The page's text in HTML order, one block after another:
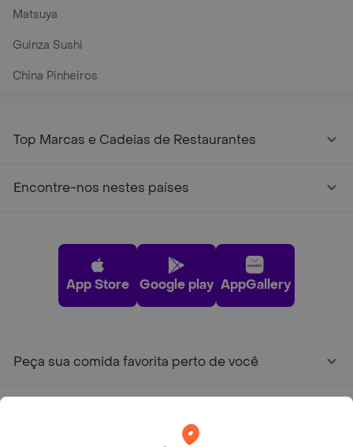
Matsuya
Guinza Sushi
China Pinheiros
Top Marcas e Cadeias de Restaurantes
Encontre-nos nestes países
App Store Google play AppGallery
Peça sua comida favorita perto de você